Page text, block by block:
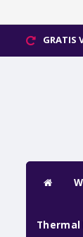
GRATIS
Thermal